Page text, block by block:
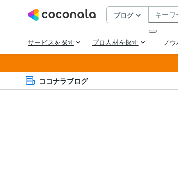
ココナラブログ